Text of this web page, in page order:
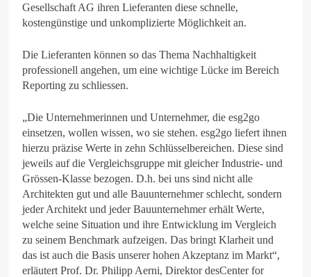
Gesellschaft AG ihren Lieferanten diese schnelle,
kostengünstige und unkomplizierte Möglichkeit an.
Die Lieferanten können so das Thema Nachhaltigkeit
professionell angehen, um eine wichtige Lücke im Bereich
Reporting zu schliessen.
„Die Unternehmerinnen und Unternehmer, die esg2go
einsetzen, wollen wissen, wo sie stehen. esg2go liefert ihnen
hierzu präzise Werte in zehn Schlüsselbereichen. Diese sind
jeweils auf die Vergleichsgruppe mit gleicher Industrie- und
Grössen-Klasse bezogen. D.h. bei uns sind nicht alle
Architekten gut und alle Bauunternehmer schlecht, sondern
jeder Architekt und jeder Bauunternehmer erhält Werte,
welche seine Situation und ihre Entwicklung im Vergleich
zu seinem Benchmark aufzeigen. Das bringt Klarheit und
das ist auch die Basis unserer hohen Akzeptanz im Markt“,
erläutert Prof. Dr. Philipp Aerni, Direktor desCenter for